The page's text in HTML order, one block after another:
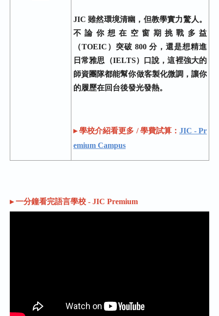
JIC 雖然環境清幽，但教學實力驚人。
不論你想在空窗期挑戰多益
（TOEIC）突破 800 分，還是想精進
日常雅思（IELTS）口說，這裡強大的
師資團隊都能幫你做客製化微調，讓你
的履歷在回台後發光發熱。
▸ 學校介紹看更多 / 學費試算： JIC - Pr
emium Campus
▸ 一分鐘看完語言學校 - JIC Premium